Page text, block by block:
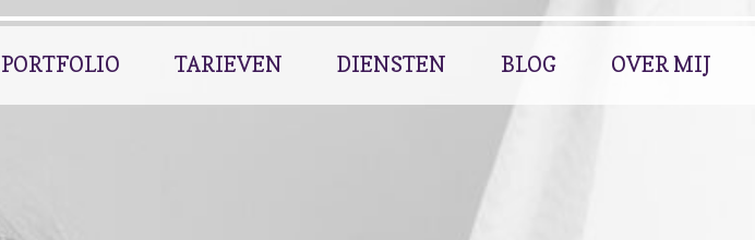
PORTFOLIO TARIEVEN DIENSTEN BLOG OVER MIJ